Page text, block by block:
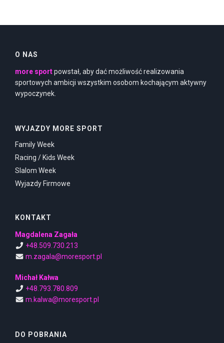
O NAS
more sportpowstał, aby dać możliwość realizowania
sportowych ambicji wszystkim osobom kochającym aktywny
wypoczynek.
WYJAZDY MORE SPORT
Family Week
Racing / Kids Week
Slalom Week
Wyjazdy Firmowe
KONTAKT
Magdalena Zagała
+48.509.730.213
m.zagala@moresport.pl
Michał Kałwa
+48.793.780.809
m.kalwa@moresport.pl
DO POBRANIA